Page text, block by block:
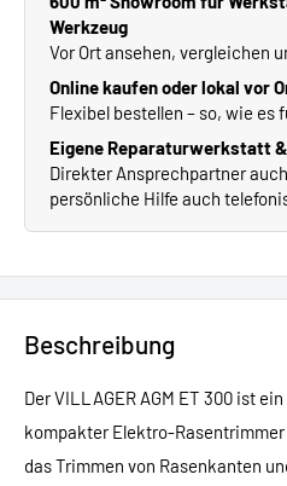
Werkzeug
Vor Ort ansehen, vergleichen
Online kaufen oder lokal vor
Flexibel bestellen – so, wie es
Eigene Reparaturwerkstatt
Direkter Ansprechpartner
persönliche Hilfe auch
Beschreibung
Der VILLAGER AGM ET 300 ist
kompakter Elektro-
das Trimmen von Rasenkanten